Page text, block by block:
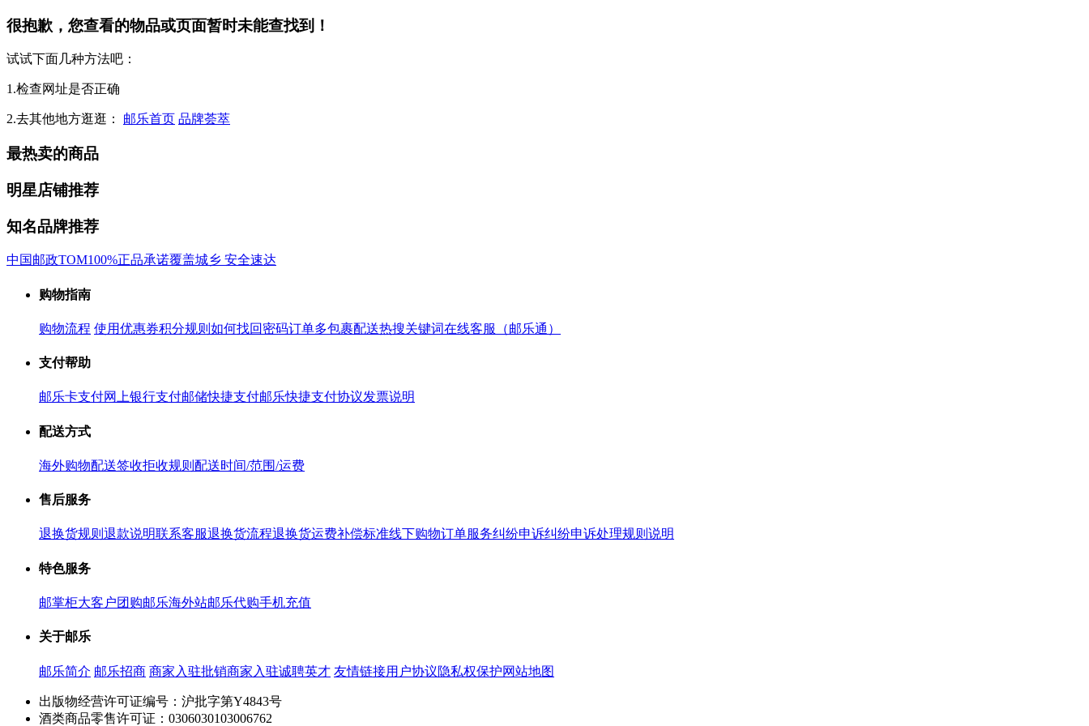
很抱歉，您查看的物品或页面暂时未能查找到！
试试下面几种方法吧：
1.检查网址是否正确
2.去其他地方逛逛： 邮乐首页 品牌荟萃
最热卖的商品
明星店铺推荐
知名品牌推荐
中国邮政TOM100%正品承诺覆盖城乡 安全速达
购物指南
购物流程 使用优惠券积分规则 如何找回密码订单多包裹配送热搜关键词在线客服（邮乐通）
支付帮助
邮乐卡支付网上银行支付邮储快捷支付邮乐快捷支付协议发票说明
配送方式
海外购物配送签收拒收规则 配送时间/范围/运费
售后服务
退换货规则 退款说明联系客服退换货流程退换货运费补偿标准线下购物订单服务纠纷申诉纠纷申诉处理规则说明
特色服务
邮掌柜大客户团购邮乐海外站邮乐代购手机充值
关于邮乐
邮乐简介 邮乐招商 商家入驻批销商家入驻诚聘英才 友情链接用户协议隐私权保护网站地图
出版物经营许可证编号：沪批字第Y4843号
酒类商品零售许可证：0306030103006762